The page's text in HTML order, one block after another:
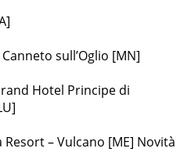
sull’Oglio [MN]
Hotel Principe di
– Vulcano [ME] Novità